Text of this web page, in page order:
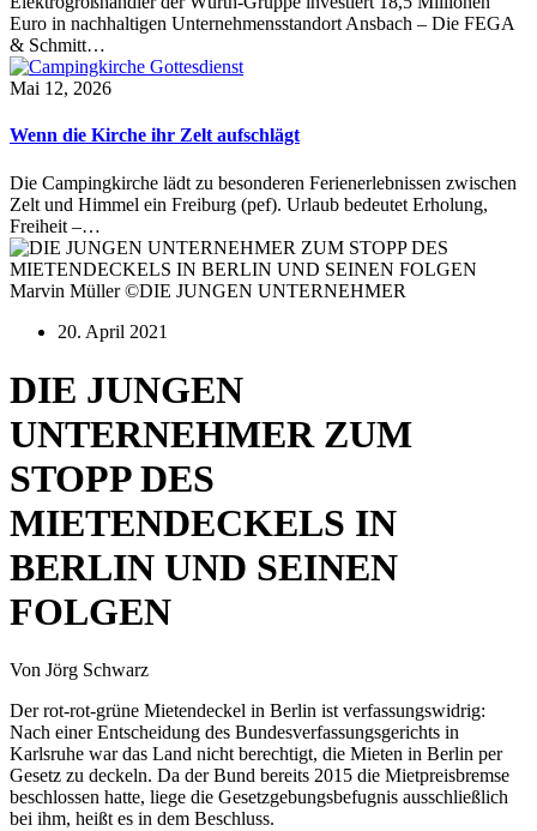
Euro in nachhaltigen Unternehmensstandort Ansbach – Die FEGA
& Schmitt…
Mai 12, 2026
Wenn die Kirche ihr Zelt aufschlägt
Die Campingkirche lädt zu besonderen Ferienerlebnissen zwischen
Zelt und Himmel ein Freiburg (pef). Urlaub bedeutet Erholung,
Freiheit –…
Marvin Müller ©DIE JUNGEN UNTERNEHMER
20. April 2021
DIE JUNGEN
UNTERNEHMER ZUM
STOPP DES
MIETENDECKELS IN
BERLIN UND SEINEN
FOLGEN
Von Jörg Schwarz
Der rot-rot-grüne Mietendeckel in Berlin ist verfassungswidrig:
Nach einer Entscheidung des Bundesverfassungsgerichts in
Karlsruhe war das Land nicht berechtigt, die Mieten in Berlin per
Gesetz zu deckeln. Da der Bund bereits 2015 die Mietpreisbremse
beschlossen hatte, liege die Gesetzgebungsbefugnis ausschließlich
bei ihm, heißt es in dem Beschluss.